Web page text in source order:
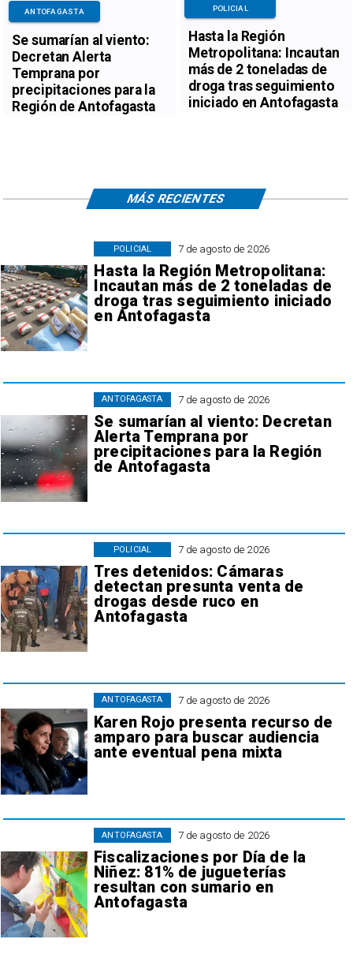
Se sumarían al viento:
Decretan Alerta
Temprana por
precipitaciones para la
Región de Antofagasta
ANTOFAGASTA
Hasta la Región
Metropolitana: Incautan
más de 2 toneladas de
droga tras seguimiento
iniciado en Antofagasta
POLICIAL
7 de agosto de 2026
Hasta la Región Metropolitana:
Incautan más de 2 toneladas de
droga tras seguimiento iniciado
en Antofagasta
POLICIAL
7 de agosto de 2026
Se sumarían al viento: Decretan
Alerta Temprana por
precipitaciones para la Región
de Antofagasta
ANTOFAGASTA
7 de agosto de 2026
Tres detenidos: Cámaras
detectan presunta venta de
drogas desde ruco en
Antofagasta
POLICIAL
7 de agosto de 2026
Karen Rojo presenta recurso de
amparo para buscar audiencia
ante eventual pena mixta
ANTOFAGASTA
7 de agosto de 2026
Fiscalizaciones por Día de la
Niñez: 81% de jugueterías
resultan con sumario en
Antofagasta
ANTOFAGASTA
MÁS RECIENTES